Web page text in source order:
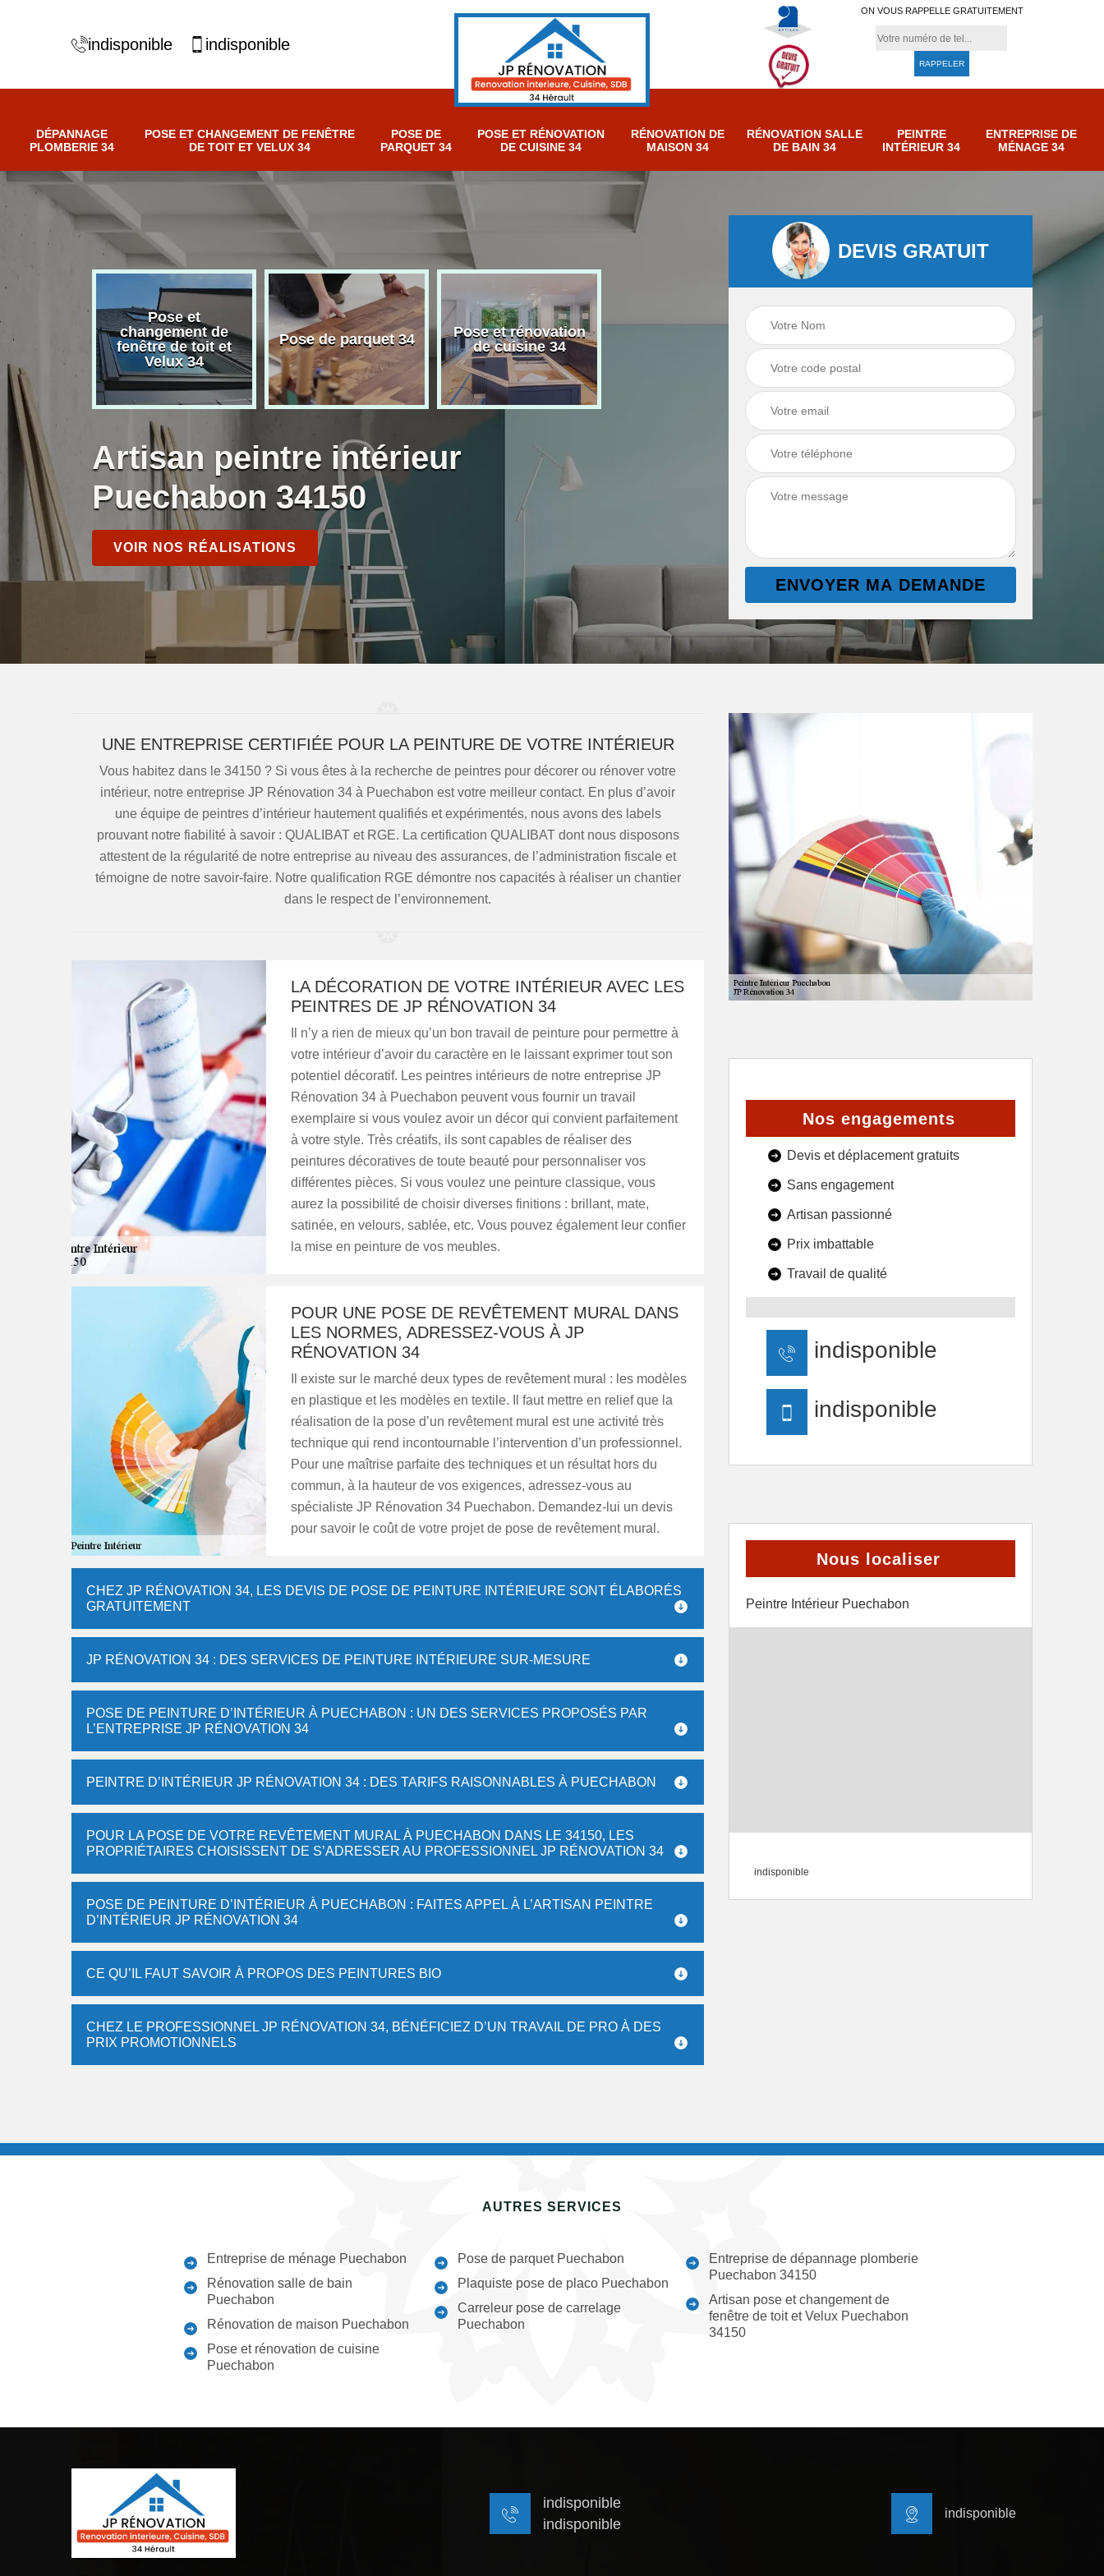
indisponible indisponible
ON VOUS RAPPELLE GRATUITEMENT
DÉPANNAGE
PLOMBERIE 34
POSE ET CHANGEMENT DE FENÊTRE
DE TOIT ET VELUX 34
POSE DE
PARQUET 34
POSE ET RÉNOVATION
DE CUISINE 34
RÉNOVATION DE
MAISON 34
RÉNOVATION SALLE
DE BAIN 34
PEINTRE
INTÉRIEUR 34
ENTREPRISE DE
MÉNAGE 34
34
Pose et
changement de
fenêtre de toit et
Velux 34
Pose de parquet 34
Pose et rénovation
de cuisine 34
Rénovation salle de
Entreprise de
ménage 34
Artisan peintre intérieur
Puechabon 34150
VOIR NOS RÉALISATIONS
DEVIS GRATUIT
UNE ENTREPRISE CERTIFIÉE POUR LA PEINTURE DE VOTRE INTÉRIEUR
Vous habitez dans le 34150 ? Si vous êtes à la recherche de peintres pour décorer ou rénover votre
intérieur, notre entreprise JP Rénovation 34 à Puechabon est votre meilleur contact. En plus d’avoir
une équipe de peintres d’intérieur hautement qualifiés et expérimentés, nous avons des labels
prouvant notre fiabilité à savoir : QUALIBAT et RGE. La certification QUALIBAT dont nous disposons
attestent de la régularité de notre entreprise au niveau des assurances, de l’administration fiscale et
témoigne de notre savoir-faire. Notre qualification RGE démontre nos capacités à réaliser un chantier
dans le respect de l’environnement.
LA DÉCORATION DE VOTRE INTÉRIEUR AVEC LES
PEINTRES DE JP RÉNOVATION 34
Il n’y a rien de mieux qu’un bon travail de peinture pour permettre à
votre intérieur d’avoir du caractère en le laissant exprimer tout son
potentiel décoratif. Les peintres intérieurs de notre entreprise JP
Rénovation 34 à Puechabon peuvent vous fournir un travail
exemplaire si vous voulez avoir un décor qui convient parfaitement
à votre style. Très créatifs, ils sont capables de réaliser des
peintures décoratives de toute beauté pour personnaliser vos
différentes pièces. Si vous voulez une peinture classique, vous
aurez la possibilité de choisir diverses finitions : brillant, mate,
satinée, en velours, sablée, etc. Vous pouvez également leur confier
la mise en peinture de vos meubles.
POUR UNE POSE DE REVÊTEMENT MURAL DANS
LES NORMES, ADRESSEZ-VOUS À JP
RÉNOVATION 34
Il existe sur le marché deux types de revêtement mural : les modèles
en plastique et les modèles en textile. Il faut mettre en relief que la
réalisation de la pose d’un revêtement mural est une activité très
technique qui rend incontournable l’intervention d’un professionnel.
Pour une maîtrise parfaite des techniques et un résultat hors du
commun, à la hauteur de vos exigences, adressez-vous au
spécialiste JP Rénovation 34 Puechabon. Demandez-lui un devis
pour savoir le coût de votre projet de pose de revêtement mural.
CHEZ JP RÉNOVATION 34, LES DEVIS DE POSE DE PEINTURE INTÉRIEURE SONT ÉLABORÉS
GRATUITEMENT
JP RÉNOVATION 34 : DES SERVICES DE PEINTURE INTÉRIEURE SUR-MESURE
POSE DE PEINTURE D’INTÉRIEUR À PUECHABON : UN DES SERVICES PROPOSÉS PAR
L’ENTREPRISE JP RÉNOVATION 34
PEINTRE D’INTÉRIEUR JP RÉNOVATION 34 : DES TARIFS RAISONNABLES À PUECHABON
POUR LA POSE DE VOTRE REVÊTEMENT MURAL À PUECHABON DANS LE 34150, LES
PROPRIÉTAIRES CHOISISSENT DE S’ADRESSER AU PROFESSIONNEL JP RÉNOVATION 34
POSE DE PEINTURE D’INTÉRIEUR À PUECHABON : FAITES APPEL À L’ARTISAN PEINTRE
D’INTÉRIEUR JP RÉNOVATION 34
CE QU’IL FAUT SAVOIR À PROPOS DES PEINTURES BIO
CHEZ LE PROFESSIONNEL JP RÉNOVATION 34, BÉNÉFICIEZ D’UN TRAVAIL DE PRO À DES
PRIX PROMOTIONNELS
Nos engagements
Devis et déplacement gratuits
Sans engagement
Artisan passionné
Prix imbattable
Travail de qualité
indisponible
indisponible
Nous localiser
Peintre Intérieur Puechabon
indisponible
AUTRES SERVICES
Entreprise de ménage Puechabon
Rénovation salle de bain
Puechabon
Rénovation de maison Puechabon
Pose et rénovation de cuisine
Puechabon
Pose de parquet Puechabon
Plaquiste pose de placo Puechabon
Carreleur pose de carrelage
Puechabon
Entreprise de dépannage plomberie
Puechabon 34150
Artisan pose et changement de
fenêtre de toit et Velux Puechabon
34150
indisponible
indisponible
indisponible